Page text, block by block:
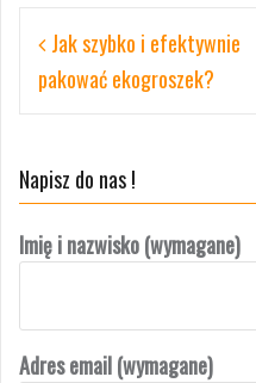
Nawigacja
wpisu
Jak szybko i efektywnie
pakować ekogroszek?
Napisz do nas !
Imię i nazwisko (wymagane)
Adres email (wymagane)